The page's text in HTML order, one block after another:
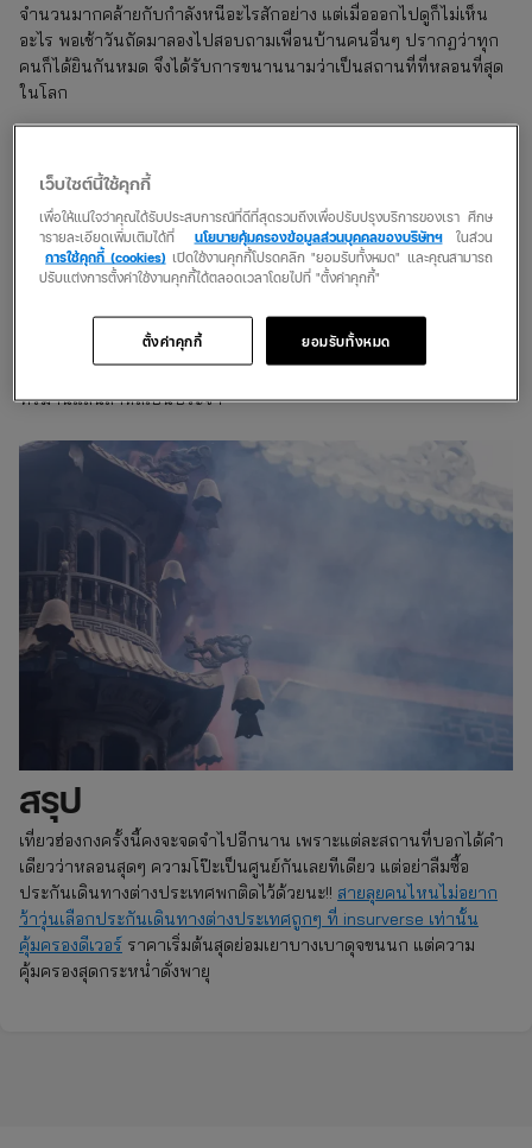
จำนวนมากคล้ายกับกำลังหนีอะไรสักอย่าง แต่เมื่อออกไปดูก็ไม่เห็น
อะไร พอเช้าวันถัดมาลองไปสอบถามเพื่อนบ้านคนอื่นๆ ปรากฏว่าทุก
คนก็ได้ยินกันหมด จึงได้รับการขนานนามว่าเป็นสถานที่ที่หลอนที่สุด
ในโลก
สายลุยคนไหนที่อยากเดินทางมาเที่ยวฮ่องกงสัมผัสความหลอนขอ
แนะนำให้พกประกันเดินทางแล้วมาสัมผัสบรรยากาศชวนขนหัวลุกกัน
ที่ Ship Street’ s Nam Koo Terrace ด้วยความที่เป็นอิฐแดง 2 ชั้นถูก
ทิ้งร้างมาอย่างยาวนานจึงทำให้ที่นี่อบอวลไปด้วยความร้อนของสภาพ
อาคารเสื่อมโทรมตามระยะเวลา สมัยอดีตได้ถูกเล่ากันต่อๆ มาว่า ถูก
ใช้เป็นสถานบริการสำหรับทหารญี่ปุ่น ซึ่งมีหญิงสาวเป็นจำนวนมากที่
ถูกทรมานหรือกระทั่งสังหารทิ้งอย่างเลือดเย็น แม้ว่าปัจจุบันก็ยังคง
ความหลอนอยู่เพราะมีชาวบ้านได้ยินเสียงผู้หญิงกรีดร้องด้วยความ
ทรมานแสนสาหัสเป็นประจำ
สรุป
เที่ยวฮ่องกงครั้งนี้คงจะจดจำไปอีกนาน เพราะแต่ละสถานที่บอกได้คำ
เดียวว่าหลอนสุดๆ ความโป๊ะเป็นศูนย์กันเลยทีเดียว แต่อย่าลืมซื้อ
ประกันเดินทางต่างประเทศพกติดไว้ด้วยนะ!! สายลุยคนไหนไม่อยาก
ว้าวุ่นเลือกประกันเดินทางต่างประเทศถูกๆ ที่ insurverse เท่านั้น
คุ้มครองดีเวอร์ ราคาเริ่มต้นสุดย่อมเยาบางเบาดุจขนนก แต่ความ
คุ้มครองสุดกระหน่ำดั่งพายุ
เว็บไซต์นี้ใช้คุกกี้
เพื่อให้แน่ใจว่าคุณได้รับประสบการณ์ที่ดีที่สุดรวมถึงเพื่อปรับปรุงบริการของเรา ศึกษ
ารายละเอียดเพิ่มเติมได้ที่
นโยบายคุ้มครองข้อมูลส่วนบุคคลของบริษัทฯในส่วน
การใช้คุกกี้ (cookies) เปิดใช้งานคุกกี้โปรดคลิก "ยอมรับทั้งหมด" และคุณสามารถ
ปรับแต่งการตั้งค่าใช้งานคุกกี้ได้ตลอดเวลาโดยไปที่ "ตั้งค่าคุกกี้"
ยอมรับทั้งหมด
ตั้งค่าคุกกี้